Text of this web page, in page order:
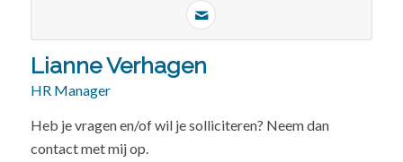
Lianne Verhagen
HR Manager
Heb je vragen en/of wil je solliciteren? Neem dan
contact met mij op.